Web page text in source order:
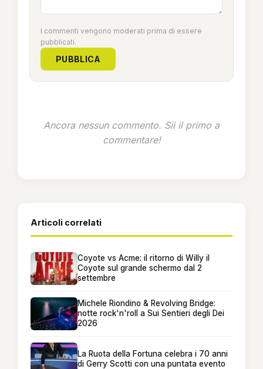
I commenti vengono moderati prima di essere
pubblicati.
PUBBLICA
Ancora nessun commento. Sii il primo a
commentare!
Articoli correlati
Coyote vs Acme: il ritorno di Willy il
Coyote sul grande schermo dal 2
settembre
Michele Riondino & Revolving Bridge:
notte rock'n'roll a Sui Sentieri degli Dei
2026
La Ruota della Fortuna celebra i 70 anni
di Gerry Scotti con una puntata evento